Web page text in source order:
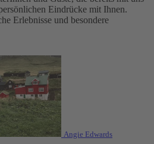
Eindrücke mit Ihnen.
Erlebnisse und besondere
Angie Edwards